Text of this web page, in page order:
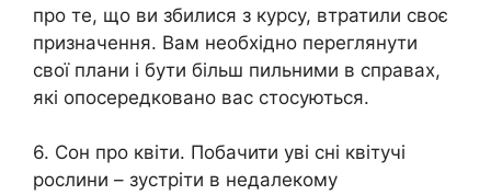
про те, що ви збилися з курсу, втратили своє
призначення. Вам необхідно переглянути
свої плани і бути більш пильними в справах,
які опосередковано вас стосуються.
6. Сон про квіти. Побачити уві сні квітучі
рослини – зустріти в недалекому